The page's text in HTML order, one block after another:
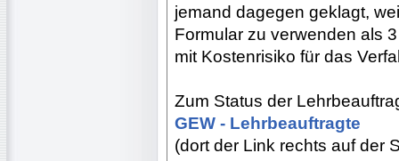
jemand dagegen geklagt,
Formular zu verwenden als
mit Kostenrisiko für das
Zum Status der
GEW - Lehrbeauftragte
(dort der Link rechts auf der